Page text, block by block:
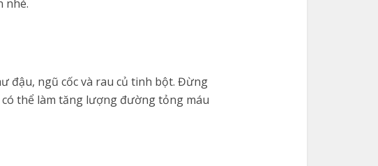
nhé.
đậu, ngũ cốc và rau củ tinh bột. Đừng
thể làm tăng lượng đường tỏng máu